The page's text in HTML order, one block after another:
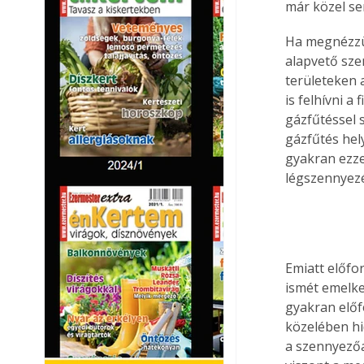
már közel
Ha
alapvető
területeken
is felhívni a
gázfűtéssel
gázfűtés
gyakran
Emiatt
ismét
gyakran
közelében
a